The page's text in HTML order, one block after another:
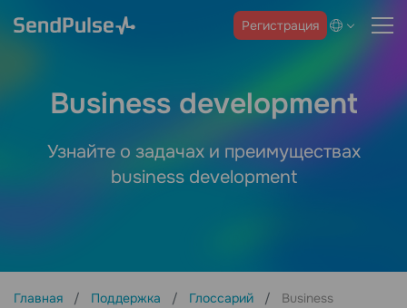
Регистрация
Business development
Узнайте о задачах и преимуществах
business development
Главная Поддержка Глоссарий
Business